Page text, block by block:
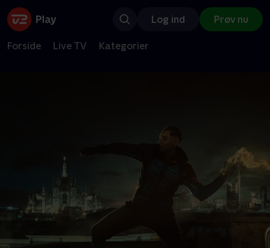
Log ind Prøv nu
Forside Live TV Kategorier